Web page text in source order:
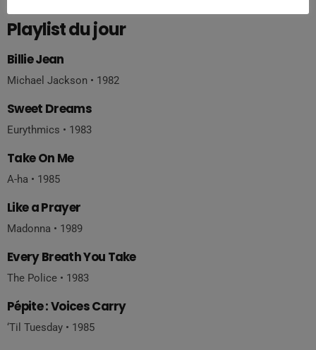
Playlist du jour
Billie Jean
Michael Jackson • 1982
Sweet Dreams
Eurythmics • 1983
Take On Me
A-ha • 1985
Like a Prayer
Madonna • 1989
Every Breath You Take
The Police • 1983
Pépite : Voices Carry
‘Til Tuesday • 1985